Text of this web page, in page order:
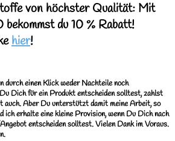
von höchster Qualität: Mit
du 10 % Rabatt!
hier!
einen Klick weder Nachteile noch
Dich für ein Produkt entscheiden solltest, zahlst
auch. Aber Du unterstützt damit meine Arbeit, so
ich erhalte eine kleine Provision, wenn Du Dich nach
entscheiden solltest. Vielen Dank im Voraus.